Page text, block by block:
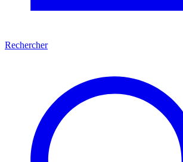
Rechercher